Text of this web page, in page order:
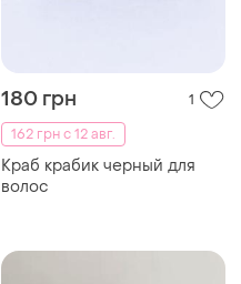
180 грн
1
162 грн с 12 авг.
Краб крабик черный для
волос